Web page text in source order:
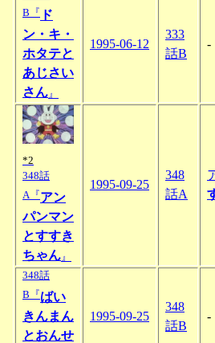
B『 ド
ン・キ・
ホタテと
あじさい
さん 』
1995-06-12
333
話B
-
*2
348話
A『アン
パンマン
とすすき
ちゃん 』
1995-09-25
348
話A
348話
B『ばい
きんまん
とおんせ
1995-09-25
348
話B
-